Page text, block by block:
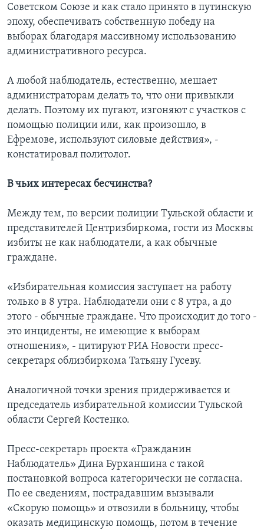
Советском Союзе и как стало принято в путинскую
эпоху, обеспечивать собственную победу на
выборах благодаря массивному использованию
административного ресурса.
А любой наблюдатель, естественно, мешает
администраторам делать то, что они привыкли
делать. Поэтому их пугают, изгоняют с участков с
помощью полиции или, как произошло, в
Ефремове, используют силовые действия», -
констатировал политолог.
В чьих интересах бесчинства?
Между тем, по версии полиции Тульской области и
представителей Центризбиркома, гости из Москвы
избиты не как наблюдатели, а как обычные
граждане.
«Избирательная комиссия заступает на работу
только в 8 утра. Наблюдатели они с 8 утра, а до
этого - обычные граждане. Что происходит до того -
это инциденты, не имеющие к выборам
отношения», - цитируют РИА Новости пресс-
секретаря облизбиркома Татьяну Гусеву.
Аналогичной точки зрения придерживается и
председатель избирательной комиссии Тульской
области Сергей Костенко.
Пресс-секретарь проекта «Гражданин
Наблюдатель» Дина Бурханшина с такой
постановкой вопроса категорически не согласна.
По ее сведениям, пострадавшим вызывали
«Скорую помощь» и отвозили в больницу, чтобы
оказать медицинскую помощь, потом в течение